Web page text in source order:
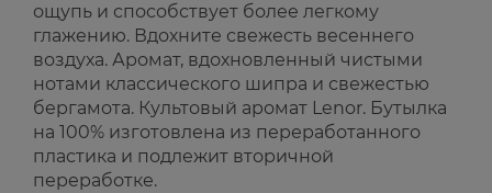
ощупь и способствует более легкому
глажению. Вдохните свежесть весеннего
воздуха. Аромат, вдохновленный чистыми
нотами классического шипра и свежестью
бергамота. Культовый аромат Lenor. Бутылка
на 100% изготовлена из переработанного
пластика и подлежит вторичной
переработке.